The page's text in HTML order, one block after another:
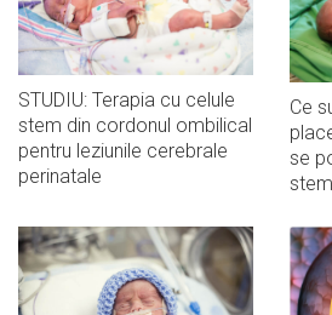
STUDIU: Terapia cu celule
stem din cordonul ombilical
pentru leziunile cerebrale
perinatale
Ce
se